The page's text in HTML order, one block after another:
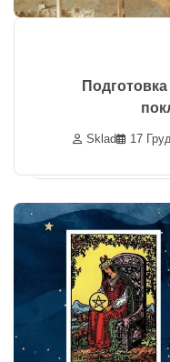
Sklad 17